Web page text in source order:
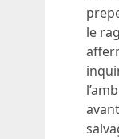
le